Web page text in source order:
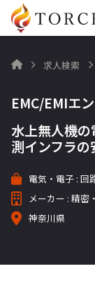
 求人検索
EMC/EMIエ
水上無人機
測インフラ
電気・電子 : 回
メーカー : 精密
神奈川県